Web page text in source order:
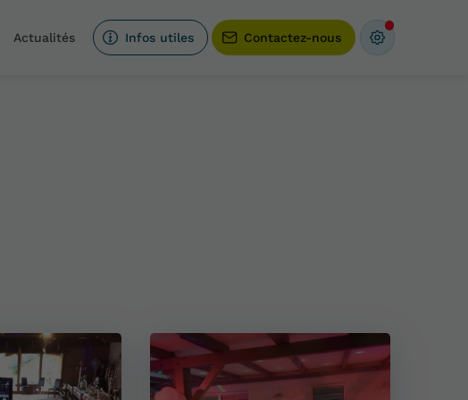
Actualités Infos utiles Contactez-nous